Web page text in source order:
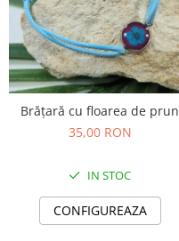
Brățară cu floarea de prun
35,00 RON
IN STOC
CONFIGUREAZA